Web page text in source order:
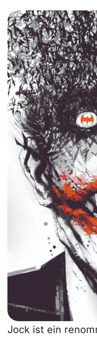
Jock ist ein